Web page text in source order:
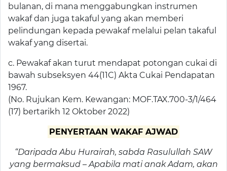
bulanan, di mana menggabungkan instrumen
wakaf dan juga takaful yang akan memberi
pelindungan kepada pewakaf melalui pelan takaful
wakaf yang disertai.
c. Pewakaf akan turut mendapat potongan cukai di
bawah subseksyen 44(11C) Akta Cukai Pendapatan
1967.
(No. Rujukan Kem. Kewangan: MOF.TAX.700-3/1/464
(17) bertarikh 12 Oktober 2022)
PENYERTAAN WAKAF AJWAD
“Daripada Abu Hurairah, sabda Rasulullah SAW
yang bermaksud – Apabila mati anak Adam, akan